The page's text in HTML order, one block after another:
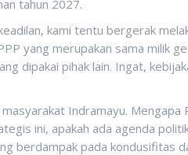
tahun 2027.
kami tentu bergerak
yang merupakan sama milik
dipakai pihak lain. Ingat,
Indramayu.
ini, apakah ada agenda
berdampak pada kondusifitas